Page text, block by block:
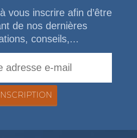
vous inscrire afin d’être
de nos dernières
conseils,...